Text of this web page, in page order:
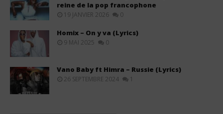
reine de la pop francophone
19 JANVIER 2026 0
Homix – On y va (Lyrics)
9 MAI 2025 0
Vano Baby ft Himra – Russie (Lyrics)
26 SEPTEMBRE 2024 1